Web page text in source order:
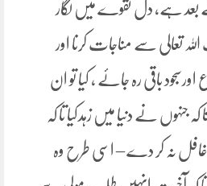
ہے، دل تقوے میں لگار
تعالی سے مناجات کرنا اور
باقی رہ جائے ، کیا تو ان
جنہوں نے دنیا میں زہدکیا تا کہ
نہ کر دے – اسی طرح وہ